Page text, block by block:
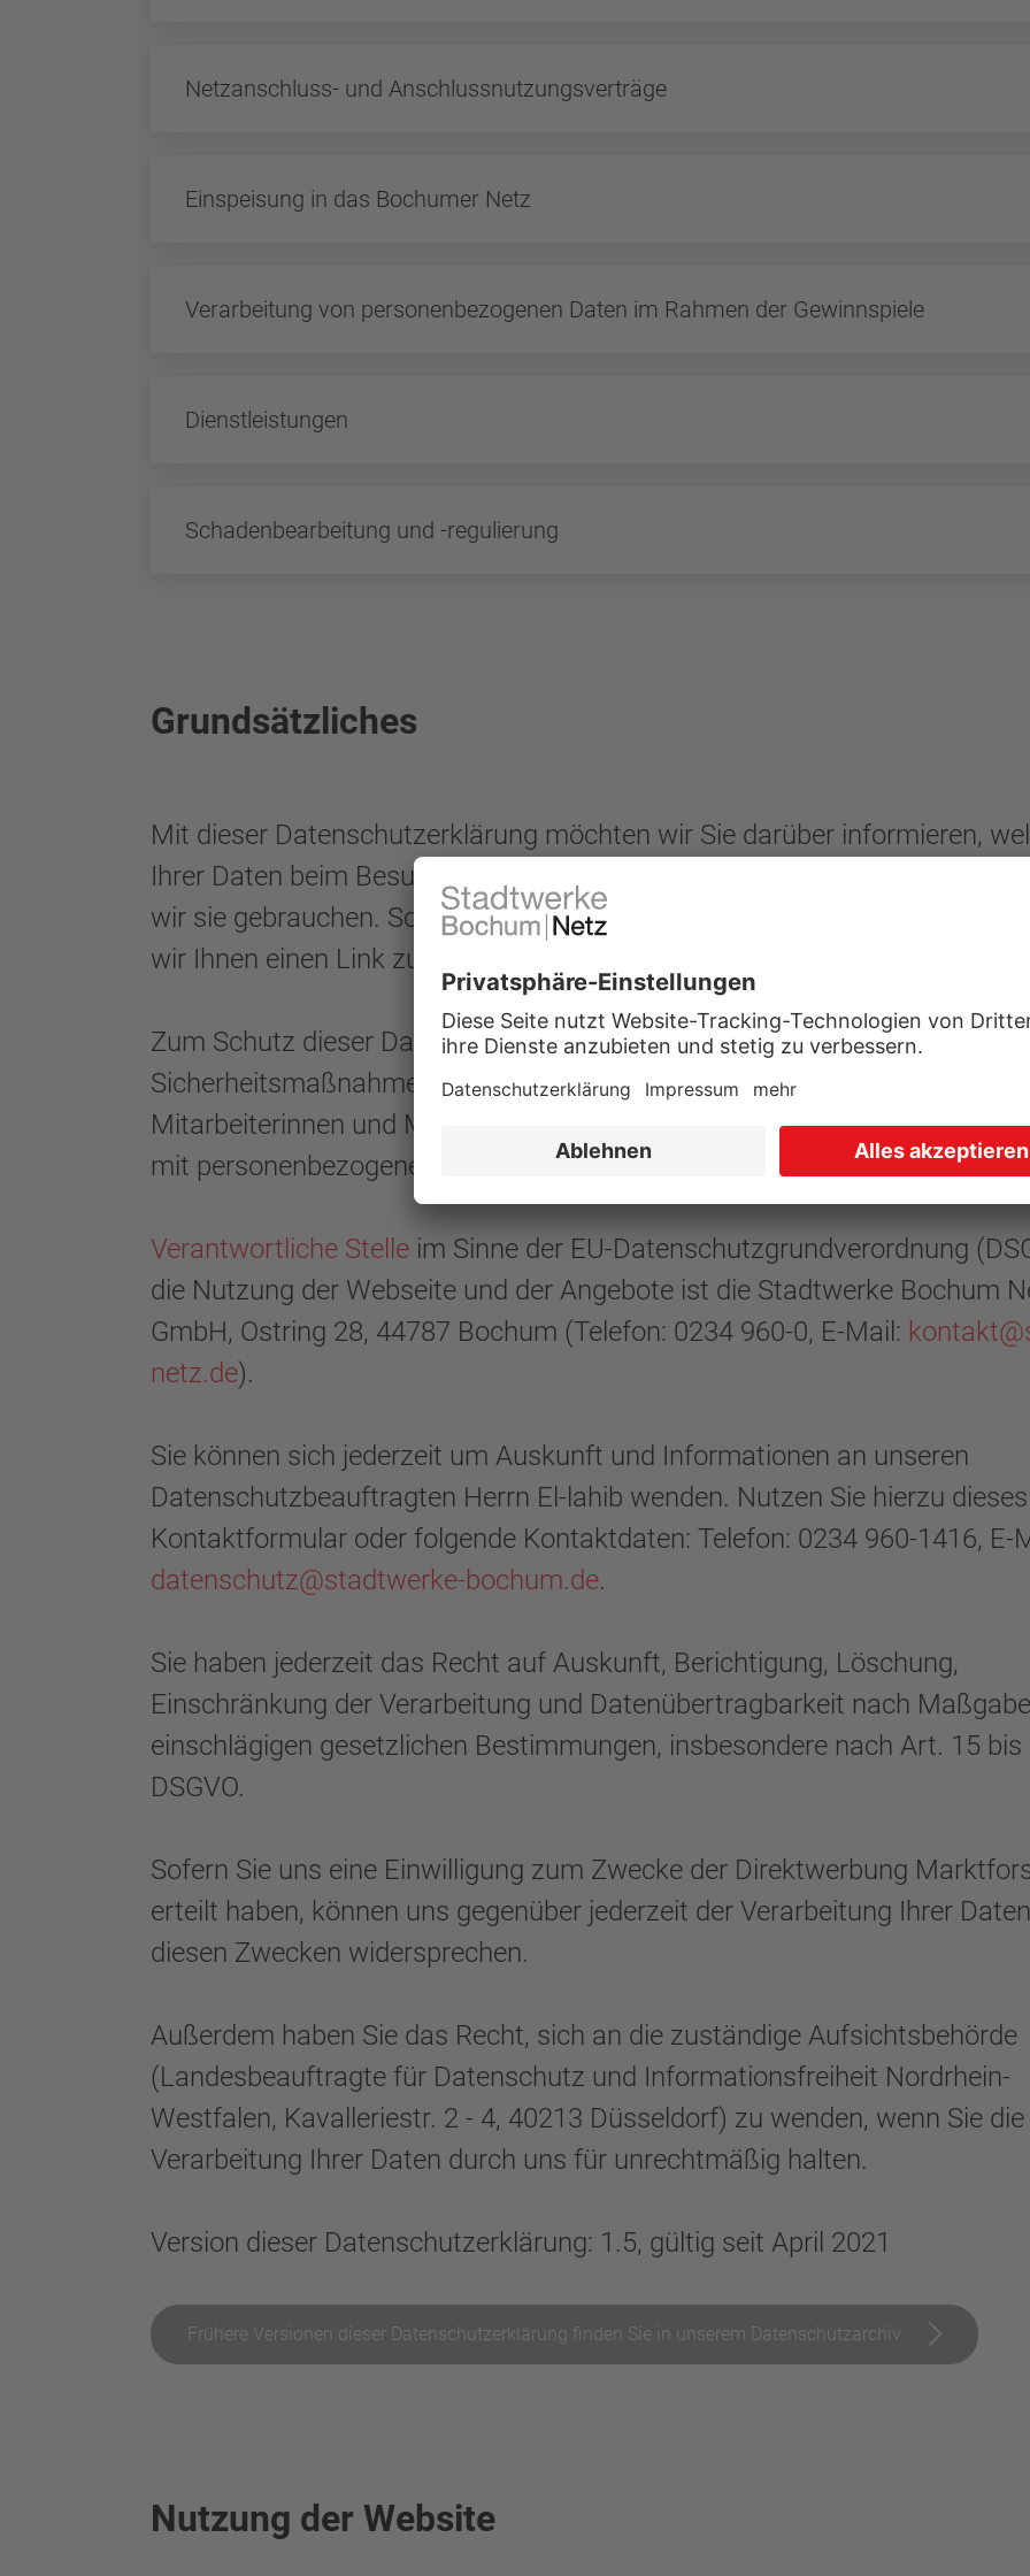
Netzanschluss- und Anschlussnutzungsverträge
Einspeisung in das Bochumer Netz
Verarbeitung von personenbezogenen Daten im Rahmen der Gewinnspiele
Dienstleistungen
Schadenbearbeitung und -regulierung
Grundsätzliches
Mit dieser Datenschutzerklärung möchten wir Sie darüber informieren,
Ihrer Daten beim Besuch unseres Internet-Auftritts verarbeitet werden und
wir sie gebrauchen. Sofern wir Fachbegriffe für erklärungsbedürftig halten,
wir Ihnen einen Link zum Online-Lexikon Wikipedia zur Verfügung.
Zum Schutz dieser Daten ergreifen wir nach dem Stand der Technik
Sicherheitsmaßnahmen, um die Vertraulichkeit sicherzustellen. Unsere
Mitarbeiterinnen und Mitarbeiter sind ausdrücklich auf den vertraulichen
mit personenbezogenen Daten verpflichtet.
Verantwortliche Stelle im Sinne der EU-Datenschutzgrundverordnung
die Nutzung der Webseite und der Angebote ist die Stadtwerke Bochum
GmbH, Ostring 28, 44787 Bochum (Telefon: 0234 960-0, E-Mail:
netz.de).
Sie können sich jederzeit um Auskunft und Informationen an unseren
Datenschutzbeauftragten Herrn El-lahib wenden. Nutzen Sie hierzu dieses
Kontaktformular oder folgende Kontaktdaten: Telefon: 0234 960-1416, E-
datenschutz@stadtwerke-bochum.de.
Sie haben jederzeit das Recht auf Auskunft, Berichtigung, Löschung,
Einschränkung der Verarbeitung und Datenübertragbarkeit nach
einschlägigen gesetzlichen Bestimmungen, insbesondere nach Art. 15 bis
DSGVO.
Sofern Sie uns eine Einwilligung zum Zwecke der Direktwerbung
erteilt haben, können uns gegenüber jederzeit der Verarbeitung Ihrer
diesen Zwecken widersprechen.
Außerdem haben Sie das Recht, sich an die zuständige Aufsichtsbehörde
(Landesbeauftragte für Datenschutz und Informationsfreiheit Nordrhein-
Westfalen, Kavalleriestr. 2 - 4, 40213 Düsseldorf) zu wenden, wenn Sie die
Verarbeitung Ihrer Daten durch uns für unrechtmäßig halten.
Version dieser Datenschutzerklärung: 1.5, gültig seit April 2021
Frühere Versionen dieser Datenschutzerklärung finden Sie in unserem Datenschutzarchiv
Nutzung der Website